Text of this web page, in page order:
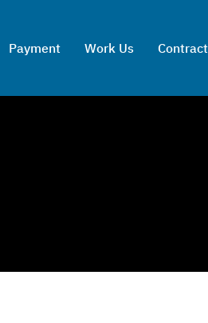
Payment Work Us Contract